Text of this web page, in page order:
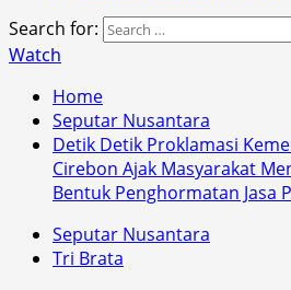
Search for:
Watch
Home
Seputar Nusantara
Detik Detik Proklamasi
Cirebon Ajak Masyarakat
Bentuk Penghormatan Jasa
Seputar Nusantara
Tri Brata